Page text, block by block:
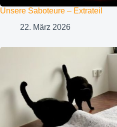
Unsere Saboteure – Extrateil
22. März 2026